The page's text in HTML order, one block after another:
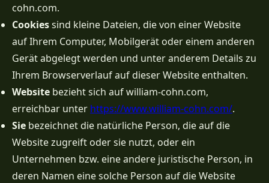
cohn.com.
Cookiessind kleine Dateien, die von einer Website
auf Ihrem Computer, Mobilgerät oder einem anderen
Gerät abgelegt werden und unter anderem Details zu
Ihrem Browserverlauf auf dieser Website enthalten.
Website bezieht sich auf william-cohn.com,
erreichbar unter https://www.william-cohn.com/.
Sie bezeichnet die natürliche Person, die auf die
Website zugreift oder sie nutzt, oder ein
Unternehmen bzw. eine andere juristische Person, in
deren Namen eine solche Person auf die Website